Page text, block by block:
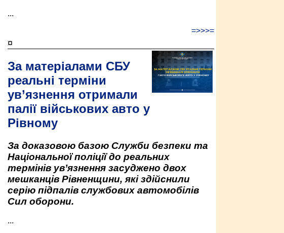
...
=>>>=
¤
За матеріалами СБУ
реальні терміни
ув’язнення отримали
палії військових авто у
Рівному
За доказовою базою Служби безпеки та
Національної поліції до реальних
термінів ув’язнення засуджено двох
мешканців Рівненщини, які здійснили
серію підпалів службових автомобілів
Сил оборони.
...